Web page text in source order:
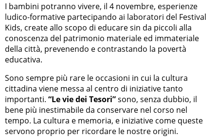
I bambini potranno vivere, il 4 novembre, esperienze
ludico-formative partecipando ai laboratori del Festival
Kids, create allo scopo di educare sin da piccoli alla
conoscenza del patrimonio materiale ed immateriale
della città, prevenendo e contrastando la povertà
educativa.
Sono sempre più rare le occasioni in cui la cultura
cittadina viene messa al centro di iniziative tanto
importanti. “Le vie dei Tesori”sono, senza dubbio, il
bene più inestimabile da conservare nel corso nel
tempo. La cultura e memoria, e iniziative come queste
servono proprio per ricordare le nostre origini.